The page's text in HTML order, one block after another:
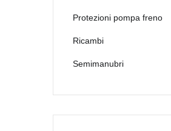
Protezioni pompa freno
Ricambi
Semimanubri